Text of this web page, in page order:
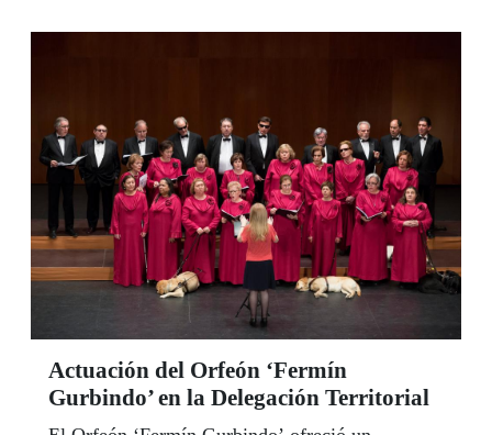
Actuación del Orfeón ‘Fermín
Gurbindo’ en la Delegación Territorial